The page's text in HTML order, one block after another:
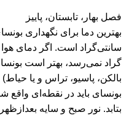
فصل بهار، تابستان، پاییز
گراد نمی‌رسد، بهتر است
بالکن، پاسیو، تراس و یا
بونسای باید در نقطه‌ای واقع
بتابد. نور صبح و سایه